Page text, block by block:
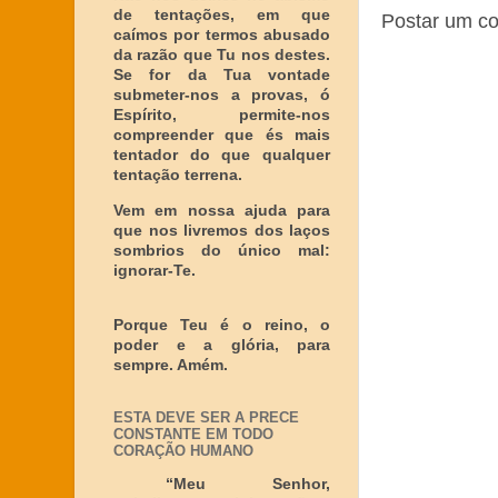
Postar um
de tentações, em que
caímos por termos abusado
da razão que Tu nos destes.
Se for da Tua vontade
submeter-nos a provas, ó
Espírito, permite-nos
compreender que és mais
tentador do que qualquer
tentação terrena.
Vem em nossa ajuda para
que nos livremos dos laços
sombrios do único mal:
ignorar-Te.
Porque Teu é o reino, o
poder e a glória, para
sempre. Amém.
ESTA DEVE SER A PRECE
CONSTANTE EM TODO
CORAÇÃO HUMANO
“Meu Senhor,